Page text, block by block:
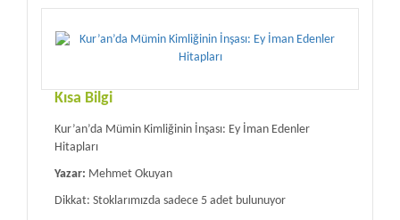
Kısa Bilgi
Kur’an’da Mümin Kimliğinin İnşası: Ey İman Edenler
Hitapları
Yazar: Mehmet Okuyan
Dikkat: Stoklarımızda sadece 5 adet bulunuyor